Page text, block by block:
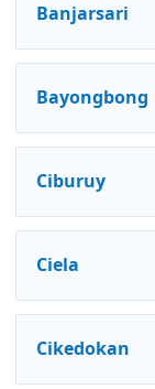
Banjarsari
Bayongbong
Ciburuy
Ciela
Cikedokan